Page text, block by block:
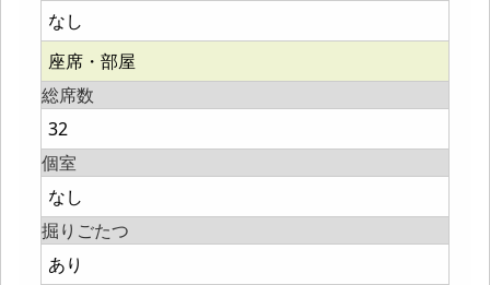
なし
座席・部屋
総席数
32
個室
なし
掘りごたつ
あり